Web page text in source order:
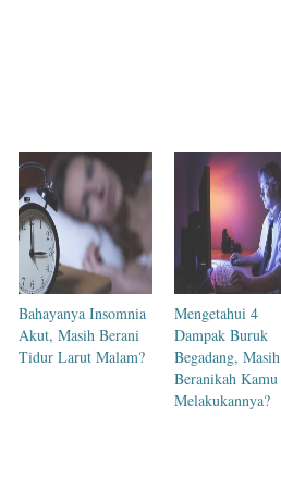
Bahayanya Insomnia
Akut, Masih Berani
Tidur Larut Malam?
Mengetahui 4
Dampak Buruk
Begadang, Masih
Beranikah Kamu
Melakukannya?